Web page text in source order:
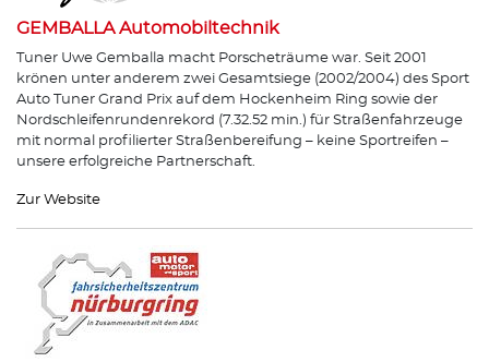
GEMBALLA Automobiltechnik
Tuner Uwe Gemballa macht Porscheträume war. Seit 2001
krönen unter anderem zwei Gesamtsiege (2002/2004) des Sport
Auto Tuner Grand Prix auf dem Hockenheim Ring sowie der
Nordschleifenrundenrekord (7.32.52 min.) für Straßenfahrzeuge
mit normal profilierter Straßenbereifung – keine Sportreifen –
unsere erfolgreiche Partnerschaft.
Zur Website